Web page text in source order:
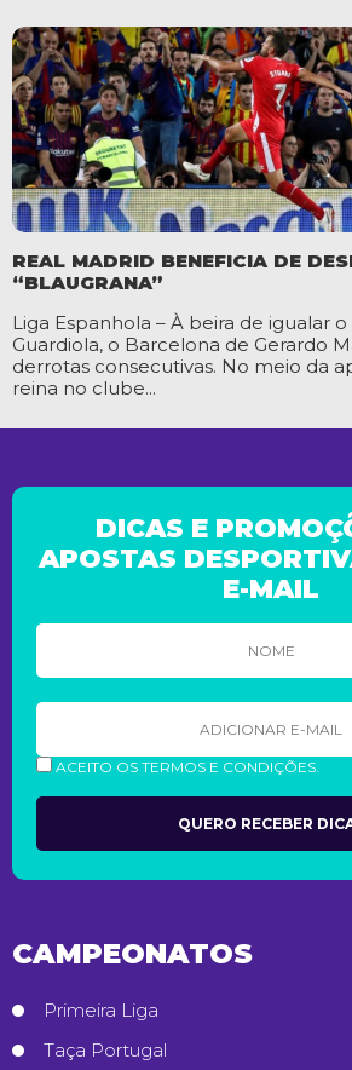
REAL MADRID BENEFICIA DE
“BLAUGRANA”
Liga Espanhola – À beira de igualar
Guardiola, o Barcelona de Gerardo
derrotas consecutivas. No meio da
reina no clube...
DICAS E
APOSTAS
E-MAIL
ACEITO OS TERMOS E CONDIÇÕES.
CAMPEONATOS
Primeira Liga
Taça Portugal